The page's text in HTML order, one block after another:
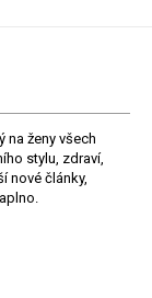
na ženy všech
stylu, zdraví,
nové články,